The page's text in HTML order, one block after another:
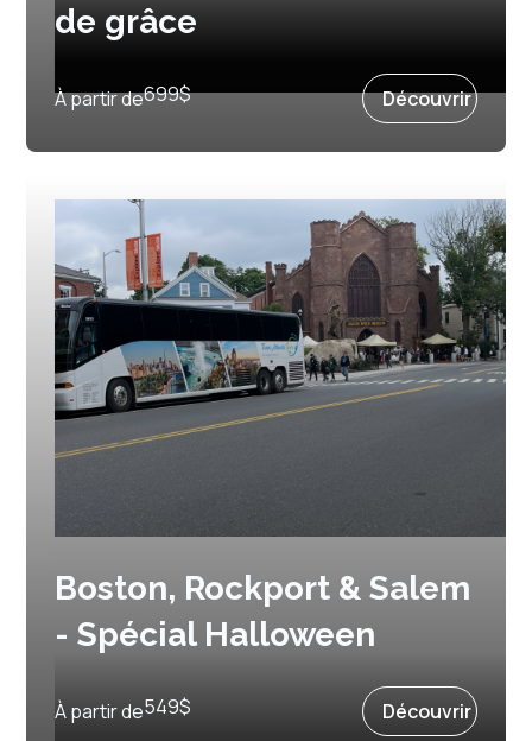
de grâce
9 octobre 2026
À partir de699$ Découvrir
Boston, Rockport & Salem
- Spécial Halloween
30 octobre 2026
À partir de549$ Découvrir